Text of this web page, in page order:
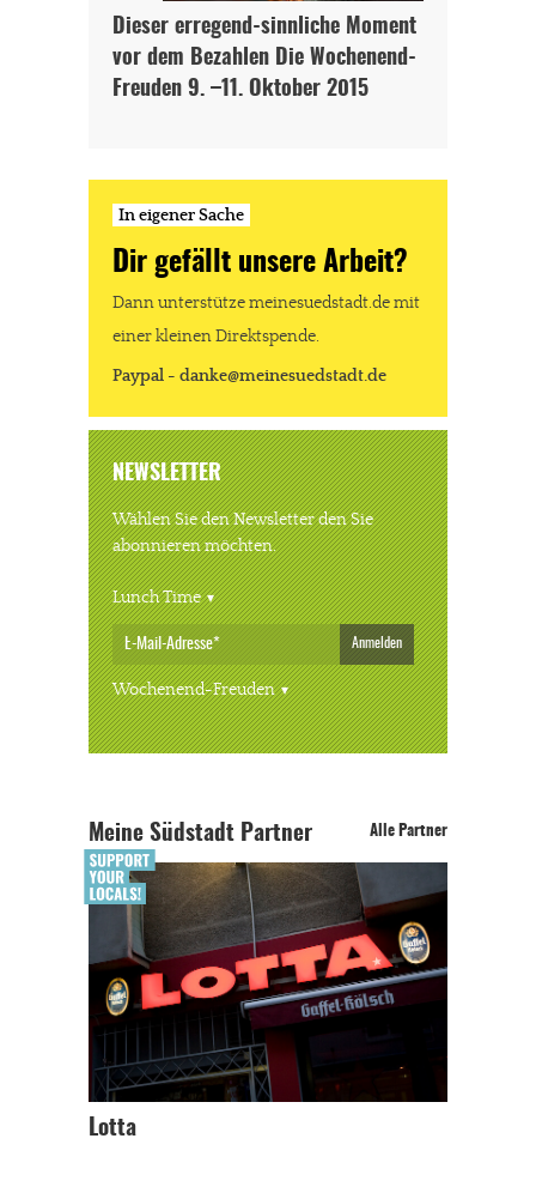
Dieser erregend-sinnliche Moment
vor dem Bezahlen Die Wochenend-
Freuden 9. –11. Oktober 2015
In eigener Sache
Dir gefällt unsere Arbeit?
Dann unterstütze meinesuedstadt.de mit
einer kleinen Direktspende.
Paypal - danke@meinesuedstadt.de
NEWSLETTER
Wählen Sie den Newsletter den Sie
abonnieren möchten.
Lunch Time
Anmelden
Wochenend-Freuden
Meine Südstadt Partner Alle Partner
Lotta